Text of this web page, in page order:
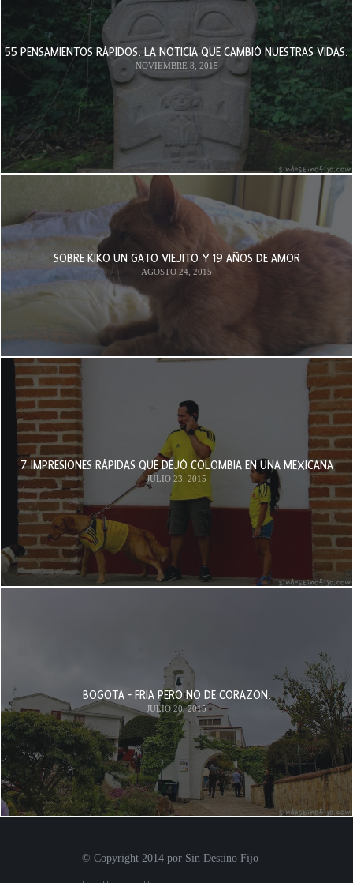
55 PENSAMIENTOS RÁPIDOS. LA NOTICIA QUE CAMBIÓ NUESTRAS VIDAS.
NOVIEMBRE 8, 2015
SOBRE KIKO UN GATO VIEJITO Y 19 AÑOS DE AMOR
AGOSTO 24, 2015
7 IMPRESIONES RÁPIDAS QUE DEJÓ COLOMBIA EN UNA MEXICANA
JULIO 23, 2015
BOGOTÁ - FRÍA PERO NO DE CORAZÓN.
JULIO 20, 2015
© Copyright 2014 por Sin Destino Fijo